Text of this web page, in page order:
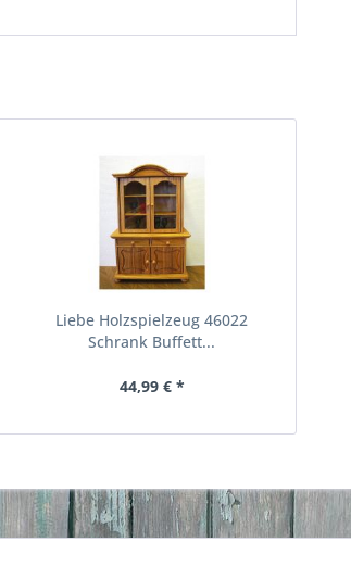
Liebe Holzspielzeug 46022
Schrank Buffett...
44,99 € *